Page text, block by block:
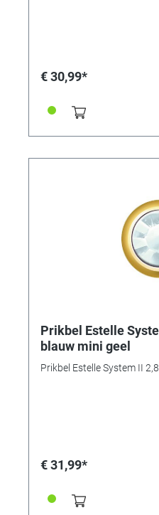
€ 30,99*
Prikbel Estelle
blauw mini geel
Prikbel Estelle System II
€ 31,99*